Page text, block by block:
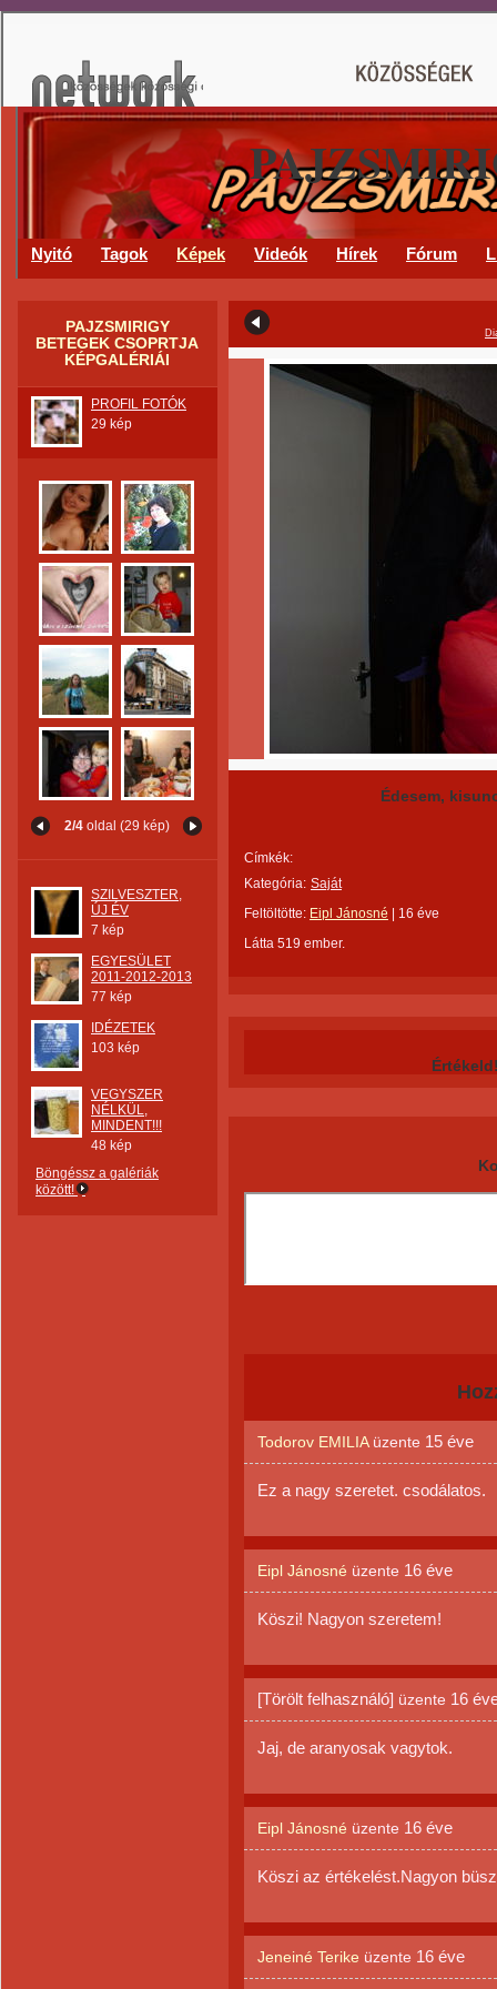
Nyitó Tagok Képek Videók Hírek Fórum
PAJZSMIRIGY
BETEGEK CSOPRTJA
KÉPGALÉRIÁI
PROFIL FOTÓK
29 kép
2/4 oldal (29 kép)
SZILVESZTER,
ÚJ ÉV
7 kép
EGYESÜLET
2011-2012-2013
77 kép
IDÉZETEK
103 kép
VEGYSZER
NÉLKÜL,
MINDENT!!!
48 kép
Böngéssz a galériák
között!
Édesem,
Címkék:
Kategória: Saját
Feltöltötte: Eipl Jánosné
16 éve
Látta 519 ember.
Todorov EMILIAüzente 15 éve
Ez a nagy szeretet. csodálatos.
Eipl Jánosné üzente 16 éve
Köszi! Nagyon szeretem!
[Törölt felhasználó] üzente 16
Jaj, de aranyosak vagytok.
Eipl Jánosné üzente 16 éve
Köszi az értékelést.Nagyon
Jeneiné Terike üzente 16 éve